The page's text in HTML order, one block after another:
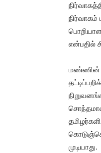
நிர்வாகம்
என்பதில்
மண்ணின்
சொந்தமான
முடியாது.